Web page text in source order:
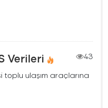
Verileri
43
toplu ulaşım araçlarına